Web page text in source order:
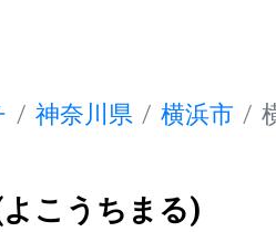
神奈川県 横浜市
こうちまる)